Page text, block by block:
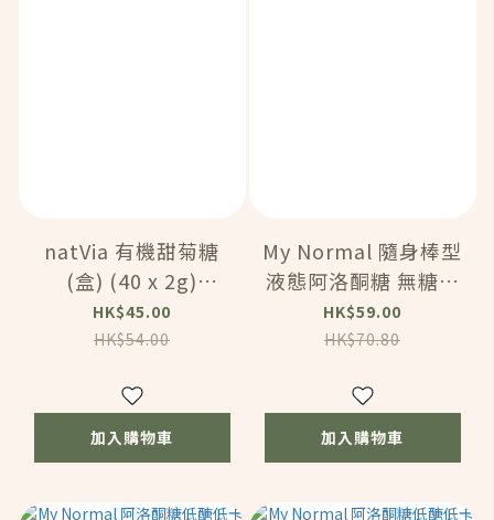
natVia 有機甜菊糖
(盒) (40 x 2g)
(82015)
HK$45.00
HK$54.00
加入購物車
My Normal 隨身棒型
液態阿洛酮糖 無糖糖
漿 (15g X 20條入)
(82322)
HK$59.00
HK$70.80
加入購物車